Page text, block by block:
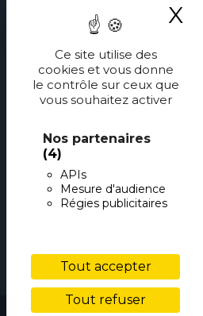
Ce site utilise des
cookies et vous donne
le contrôle sur ceux que
vous souhaitez activer
Nos partenaires
(4)
APIs
Mesure d'audience
Régies publicitaires
Tout accepter
Tout refuser
X
Les dossiers d’ophtalmologie
Les revues générales
Les éditions spéciales